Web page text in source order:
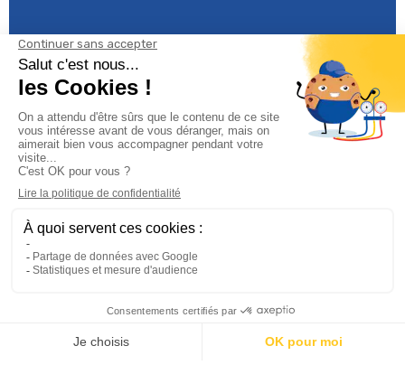
Informations
Climservice
Informations